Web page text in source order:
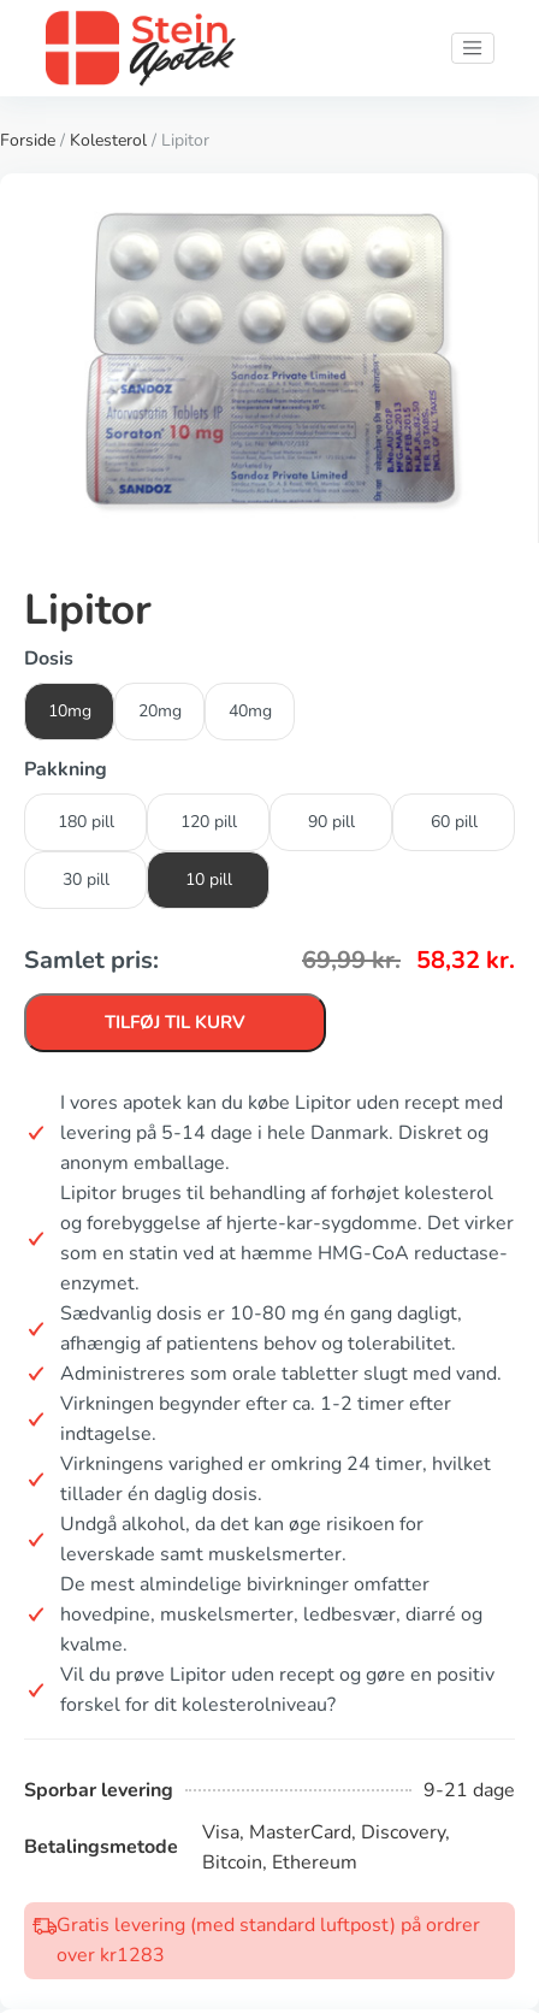
Forside / Kolesterol / Lipitor
Lipitor
Dosis
10mg 20mg 40mg
Pakkning
180 pill 120 pill 90 pill 60 pill
30 pill 10 pill
Samlet pris: 69,99kr. 58,32 kr.
TILFØJ TIL KURV
I vores apotek kan du købe Lipitor uden recept med
levering på 5-14 dage i hele Danmark. Diskret og
anonym emballage.
Lipitor bruges til behandling af forhøjet kolesterol
og forebyggelse af hjerte-kar-sygdomme. Det virker
som en statin ved at hæmme HMG-CoA reductase-
enzymet.
Sædvanlig dosis er 10-80 mg én gang dagligt,
afhængig af patientens behov og tolerabilitet.
Administreres som orale tabletter slugt med vand.
Virkningen begynder efter ca. 1-2 timer efter
indtagelse.
Virkningens varighed er omkring 24 timer, hvilket
tillader én daglig dosis.
Undgå alkohol, da det kan øge risikoen for
leverskade samt muskelsmerter.
De mest almindelige bivirkninger omfatter
hovedpine, muskelsmerter, ledbesvær, diarré og
kvalme.
Vil du prøve Lipitor uden recept og gøre en positiv
forskel for dit kolesterolniveau?
Sporbar levering 9-21 dage
Betalingsmetode
Visa, MasterCard, Discovery,
Bitcoin, Ethereum
Gratis levering (med standard luftpost) på ordrer
over kr1283